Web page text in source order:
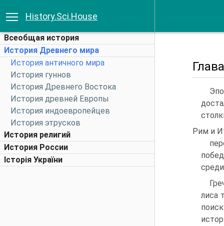
History.Sci.House
Всеобщая история
История Древнего мира
История античного мира
История гуннов
История Древнего Востока
История древней Европы
История индоевропейцев
История этрусков
История религий
История России
Історія України
Рим и
лиса